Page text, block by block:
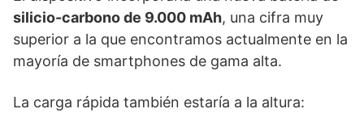
silicio-carbono de 9.000 mAh, una cifra muy
superior a la que encontramos actualmente en la
mayoría de smartphones de gama alta.
La carga rápida también estaría a la altura: